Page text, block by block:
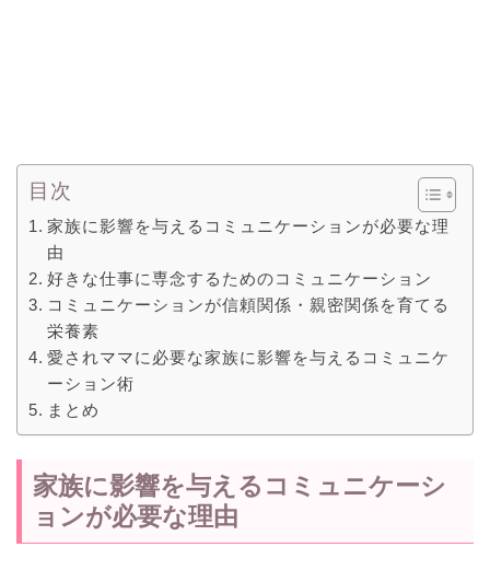
目次
家族に影響を与えるコミュニケーションが必要な理
由
好きな仕事に専念するためのコミュニケーション
コミュニケーションが信頼関係・親密関係を育てる
栄養素
愛されママに必要な家族に影響を与えるコミュニケ
ーション術
まとめ
家族に影響を与えるコミュニケーシ
ョンが必要な理由